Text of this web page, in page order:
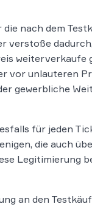
nach dem
verstoße
weiterverkaufe
vor unlauteren
gewerbliche
für jeden
die auch
Legitimierung
an den